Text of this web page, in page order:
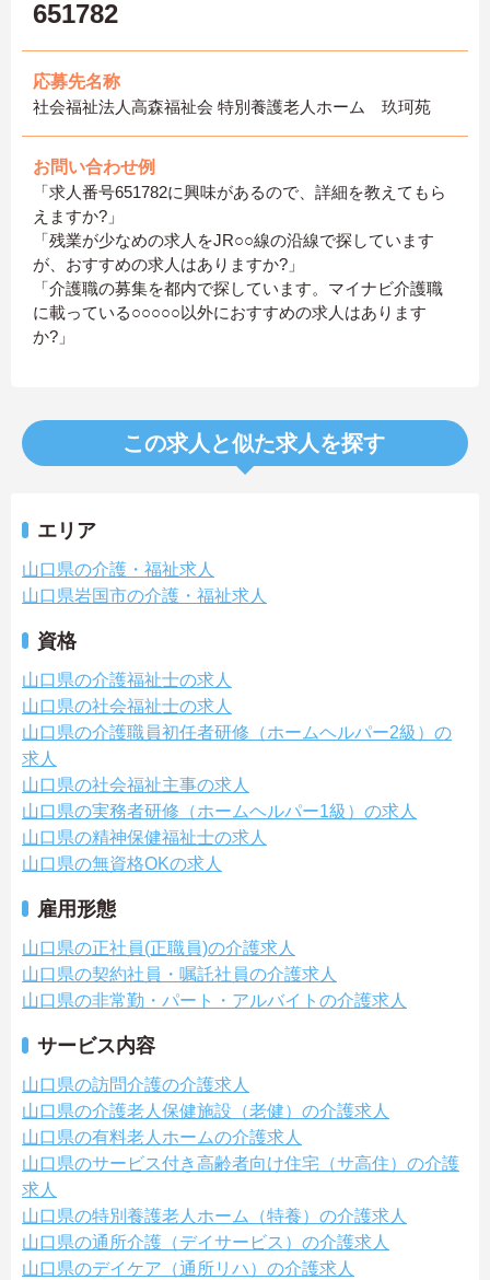
651782
応募先名称
社会福祉法人高森福祉会 特別養護老人ホーム 玖珂苑
お問い合わせ例
「求人番号651782に興味があるので、詳細を教えてもら
えますか?」
「残業が少なめの求人をJR○○線の沿線で探しています
が、おすすめの求人はありますか?」
「介護職の募集を都内で探しています。マイナビ介護職
に載っている○○○○○以外におすすめの求人はあります
か?」
この求人と似た求人を探す
エリア
山口県の介護・福祉求人
山口県岩国市の介護・福祉求人
資格
山口県の介護福祉士の求人
山口県の社会福祉士の求人
山口県の介護職員初任者研修（ホームヘルパー2級）の
求人
山口県の社会福祉主事の求人
山口県の実務者研修（ホームヘルパー1級）の求人
山口県の精神保健福祉士の求人
山口県の無資格OKの求人
雇用形態
山口県の正社員(正職員)の介護求人
山口県の契約社員・嘱託社員の介護求人
山口県の非常勤・パート・アルバイトの介護求人
サービス内容
山口県の訪問介護の介護求人
山口県の介護老人保健施設（老健）の介護求人
山口県の有料老人ホームの介護求人
山口県のサービス付き高齢者向け住宅（サ高住）の介護
求人
山口県の特別養護老人ホーム（特養）の介護求人
山口県の通所介護（デイサービス）の介護求人
山口県のデイケア（通所リハ）の介護求人